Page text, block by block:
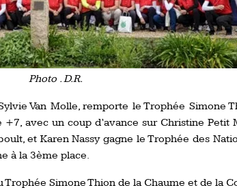
Photo . D.R.
Van Molle, remporte le Trophée Simone
avec un coup d’avance sur Christine Petit
et Karen Nassy gagne le Trophée des
à la 3ème place.
Simone Thion de la Chaume et de la